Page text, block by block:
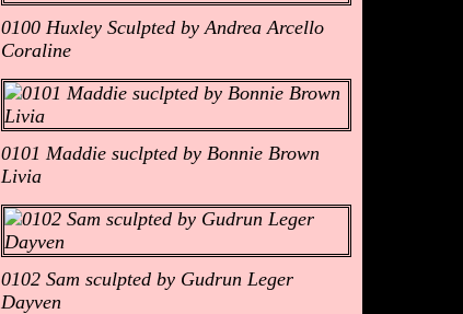
0100 Huxley Sculpted by Andrea Arcello
Coraline
0101 Maddie suclpted by Bonnie Brown
Livia
0102 Sam sculpted by Gudrun Leger
Dayven